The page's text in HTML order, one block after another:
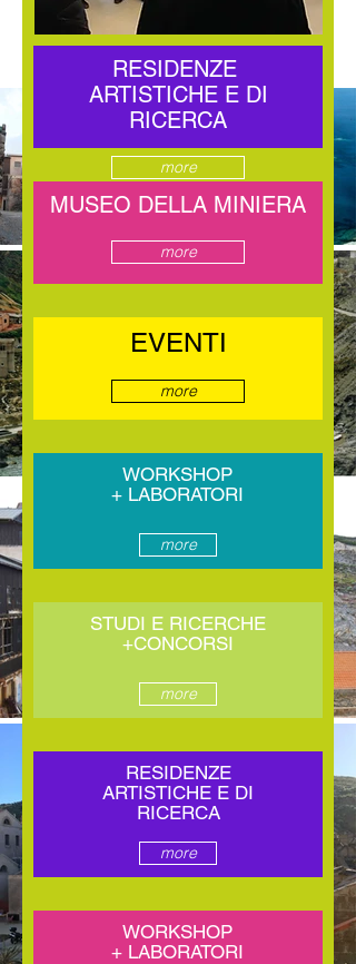
RESIDENZE
ARTISTICHE E DI
RICERCA
more
MUSEO DELLA MINIERA
more
EVENTI
more
WORKSHOP
+ LABORATORI
more
STUDI E RICERCHE
+CONCORSI
more
RESIDENZE
ARTISTICHE E DI
RICERCA
more
WORKSHOP
+ LABORATORI